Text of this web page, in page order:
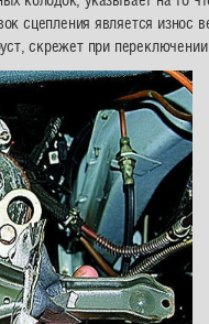
сцепления является износ
скрежет при